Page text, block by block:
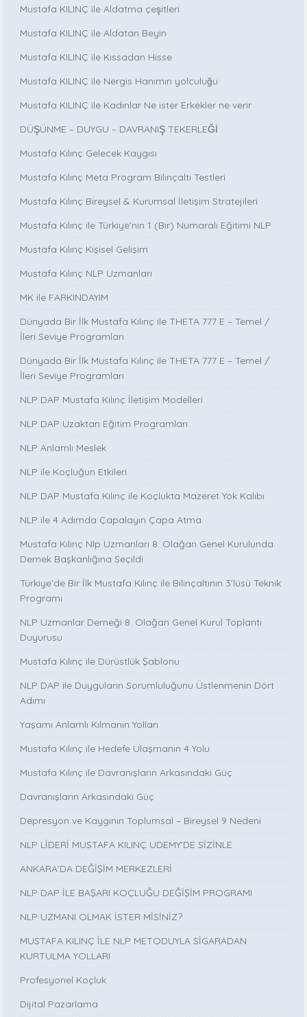
Mustafa KILINÇ ile Aldatma çeşitleri
Mustafa KILINÇ ile Aldatan Beyin
Mustafa KILINÇ ile Kıssadan Hisse
Mustafa KILINÇ ile Nergis Hanımın yolculuğu
Mustafa KILINÇ ile Kadınlar Ne ister Erkekler ne verir
DÜŞÜNME – DUYGU – DAVRANIŞ TEKERLEĞİ
Mustafa Kılınç Gelecek Kaygısı
Mustafa Kılınç Meta Program Bilinçaltı Testleri
Mustafa Kılınç Bireysel & Kurumsal İletişim Stratejileri
Mustafa Kılınç ile Türkiye’nin 1 (Bir) Numaralı Eğitimi NLP
Mustafa Kılınç Kişisel Gelişim
Mustafa Kılınç NLP Uzmanları
MK ile FARKINDAYIM
Dünyada Bir İlk Mustafa Kılınç ile THETA 777 E – Temel /
İleri Seviye Programları
Dünyada Bir İlk Mustafa Kılınç ile THETA 777 E – Temel /
İleri Seviye Programları
NLP DAP Mustafa Kılınç İletişim Modelleri
NLP DAP Uzaktan Eğitim Programları
NLP Anlamlı Meslek
NLP ile Koçluğun Etkileri
NLP DAP Mustafa Kılınç ile Koçlukta Mazeret Yok Kalıbı
NLP ile 4 Adımda Çapalayın Çapa Atma
Mustafa Kılınç Nlp Uzmanları 8. Olağan Genel Kurulunda
Dernek Başkanlığına Seçildi
Türkiye’de Bir İlk Mustafa Kılınç ile Bilinçaltının 3’lüsü Teknik
Programı
NLP Uzmanlar Derneği 8. Olağan Genel Kurul Toplantı
Duyurusu
Mustafa Kılınç ile Dürüstlük Şablonu
NLP DAP ile Duyguların Sorumluluğunu Üstlenmenin Dört
Adımı
Yaşamı Anlamlı Kılmanın Yolları
Mustafa Kılınç ile Hedefe Ulaşmanın 4 Yolu
Mustafa Kılınç ile Davranışların Arkasındaki Güç
Davranışların Arkasındaki Güç
Depresyon ve Kaygının Toplumsal – Bireysel 9 Nedeni
NLP LİDERİ MUSTAFA KILINÇ UDEMY'DE SİZİNLE
ANKARA’DA DEĞİŞİM MERKEZLERİ
NLP DAP İLE BAŞARI KOÇLUĞU DEĞİŞİM PROGRAMI
NLP UZMANI OLMAK İSTER MİSİNİZ?
MUSTAFA KILINÇ İLE NLP METODUYLA SİGARADAN
KURTULMA YOLLARI
Profesyonel Koçluk
Dijital Pazarlama